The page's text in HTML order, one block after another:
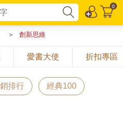
0
＞ 創新思維
愛書大使 折扣專區
排行 經典100